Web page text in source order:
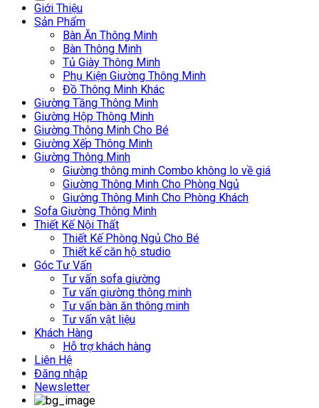
Giới Thiệu
Sản Phẩm
Bàn Ăn Thông Minh
Bàn Thông Minh
Tủ Giày Thông Minh
Phụ Kiện Giường Thông Minh
Đồ Thông Minh Khác
Giường Tầng Thông Minh
Giường Hộp Thông Minh
Giường Thông Minh Cho Bé
Giường Xếp Thông Minh
Giường Thông Minh
Giường thông minh Combo không lo về giá
Giường Thông Minh Cho Phòng Ngủ
Giường Thông Minh Cho Phòng Khách
Sofa Giường Thông Minh
Thiết Kế Nội Thất
Thiết Kế Phòng Ngủ Cho Bé
Thiết kế căn hộ studio
Góc Tư Vấn
Tư vấn sofa giường
Tư vấn giường thông minh
Tư vấn bàn ăn thông minh
Tư vấn vật liệu
Khách Hàng
Hỗ trợ khách hàng
Liên Hệ
Đăng nhập
Newsletter